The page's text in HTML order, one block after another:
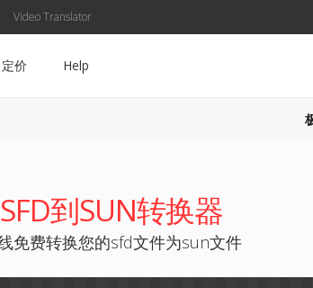
Video Translator
定价 Help
SFD到SUN转换器
免费转换您的sfd文件为sun文件